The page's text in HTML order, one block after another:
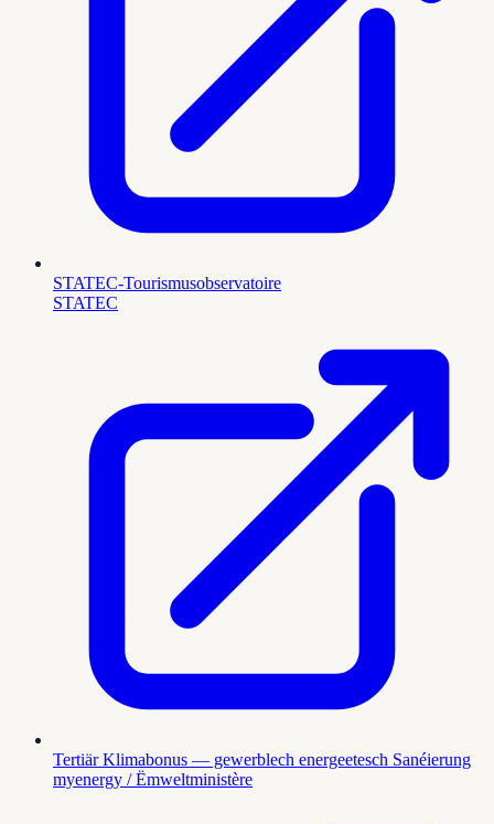
STATEC-Tourismusobservatoire
STATEC
Tertiär Klimabonus — gewerblech energeetesch Sanéierung
myenergy / Ëmweltministère